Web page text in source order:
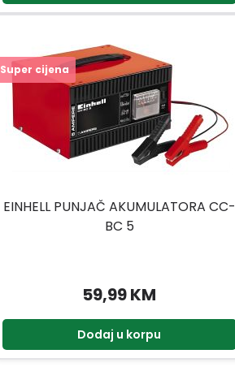
Super cijena
EINHELL PUNJAČ AKUMULATORA CC-
BC 5
59,99 KM
Dodaj u korpu